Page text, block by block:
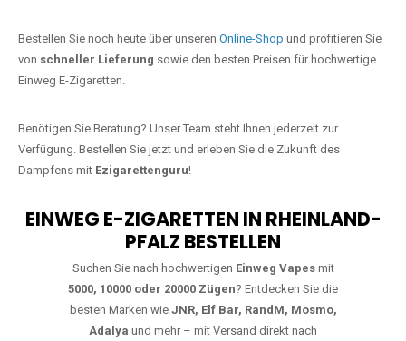
Bestellen Sie noch heute über unseren Online-Shop und profitieren Sie
von schneller Lieferung sowie den besten Preisen für hochwertige
Einweg E-Zigaretten.
Benötigen Sie Beratung? Unser Team steht Ihnen jederzeit zur
Verfügung. Bestellen Sie jetzt und erleben Sie die Zukunft des
Dampfens mit Ezigarettenguru!
EINWEG E-ZIGARETTEN IN RHEINLAND-
PFALZ BESTELLEN
Suchen Sie nach hochwertigen Einweg Vapesmit
5000, 10000 oder 20000 Zügen? Entdecken Sie die
besten Marken wie JNR, Elf Bar, RandM, Mosmo,
Adalya und mehr – mit Versand direkt nach